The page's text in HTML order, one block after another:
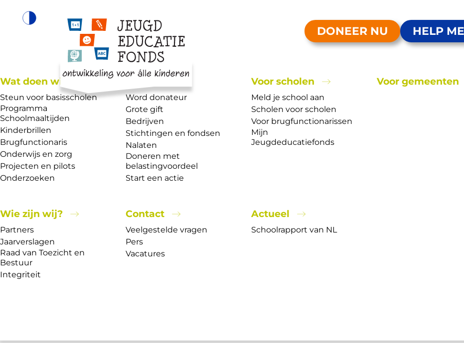
DONEER NU HELP
Wat doen wij?
Steun voor basisscholen
Programma
Schoolmaaltijden
Kinderbrillen
Brugfunctionaris
Onderwijs en zorg
Projecten en pilots
Onderzoeken
Word donateur
Grote gift
Bedrijven
Stichtingen en fondsen
Nalaten
Doneren met
belastingvoordeel
Start een actie
Voor scholen
Meld je school aan
Scholen voor scholen
Voor brugfunctionarissen
Mijn
Jeugdeducatiefonds
Voor gemeenten
Wie zijn wij?
Partners
Jaarverslagen
Raad van Toezicht en
Bestuur
Integriteit
Contact
Veelgestelde vragen
Pers
Vacatures
Actueel
Schoolrapport van NL
27 mei 2026
Schoolbezoek laat zien waarom Van Pro naar Prof zo hard nodig is
Wat hebben leerlingen in het praktijkonderwijs nodig voor
een succesvolle stage en de stap naar vervolgonderwijs of
duurzaam werk? Die vraag stond centraal tijdens een
en Werkgelegenheid (SZW) en Onderwijs, Cultuur en
Wetenschap (OCW).
Naast teamleden van het Jeugdeducatiefonds waren bij het
werkbezoek vertegenwoordigers van de ministeries van
Sociale Zaken en Werkgelegenheid (SZW) en Onderwijs,